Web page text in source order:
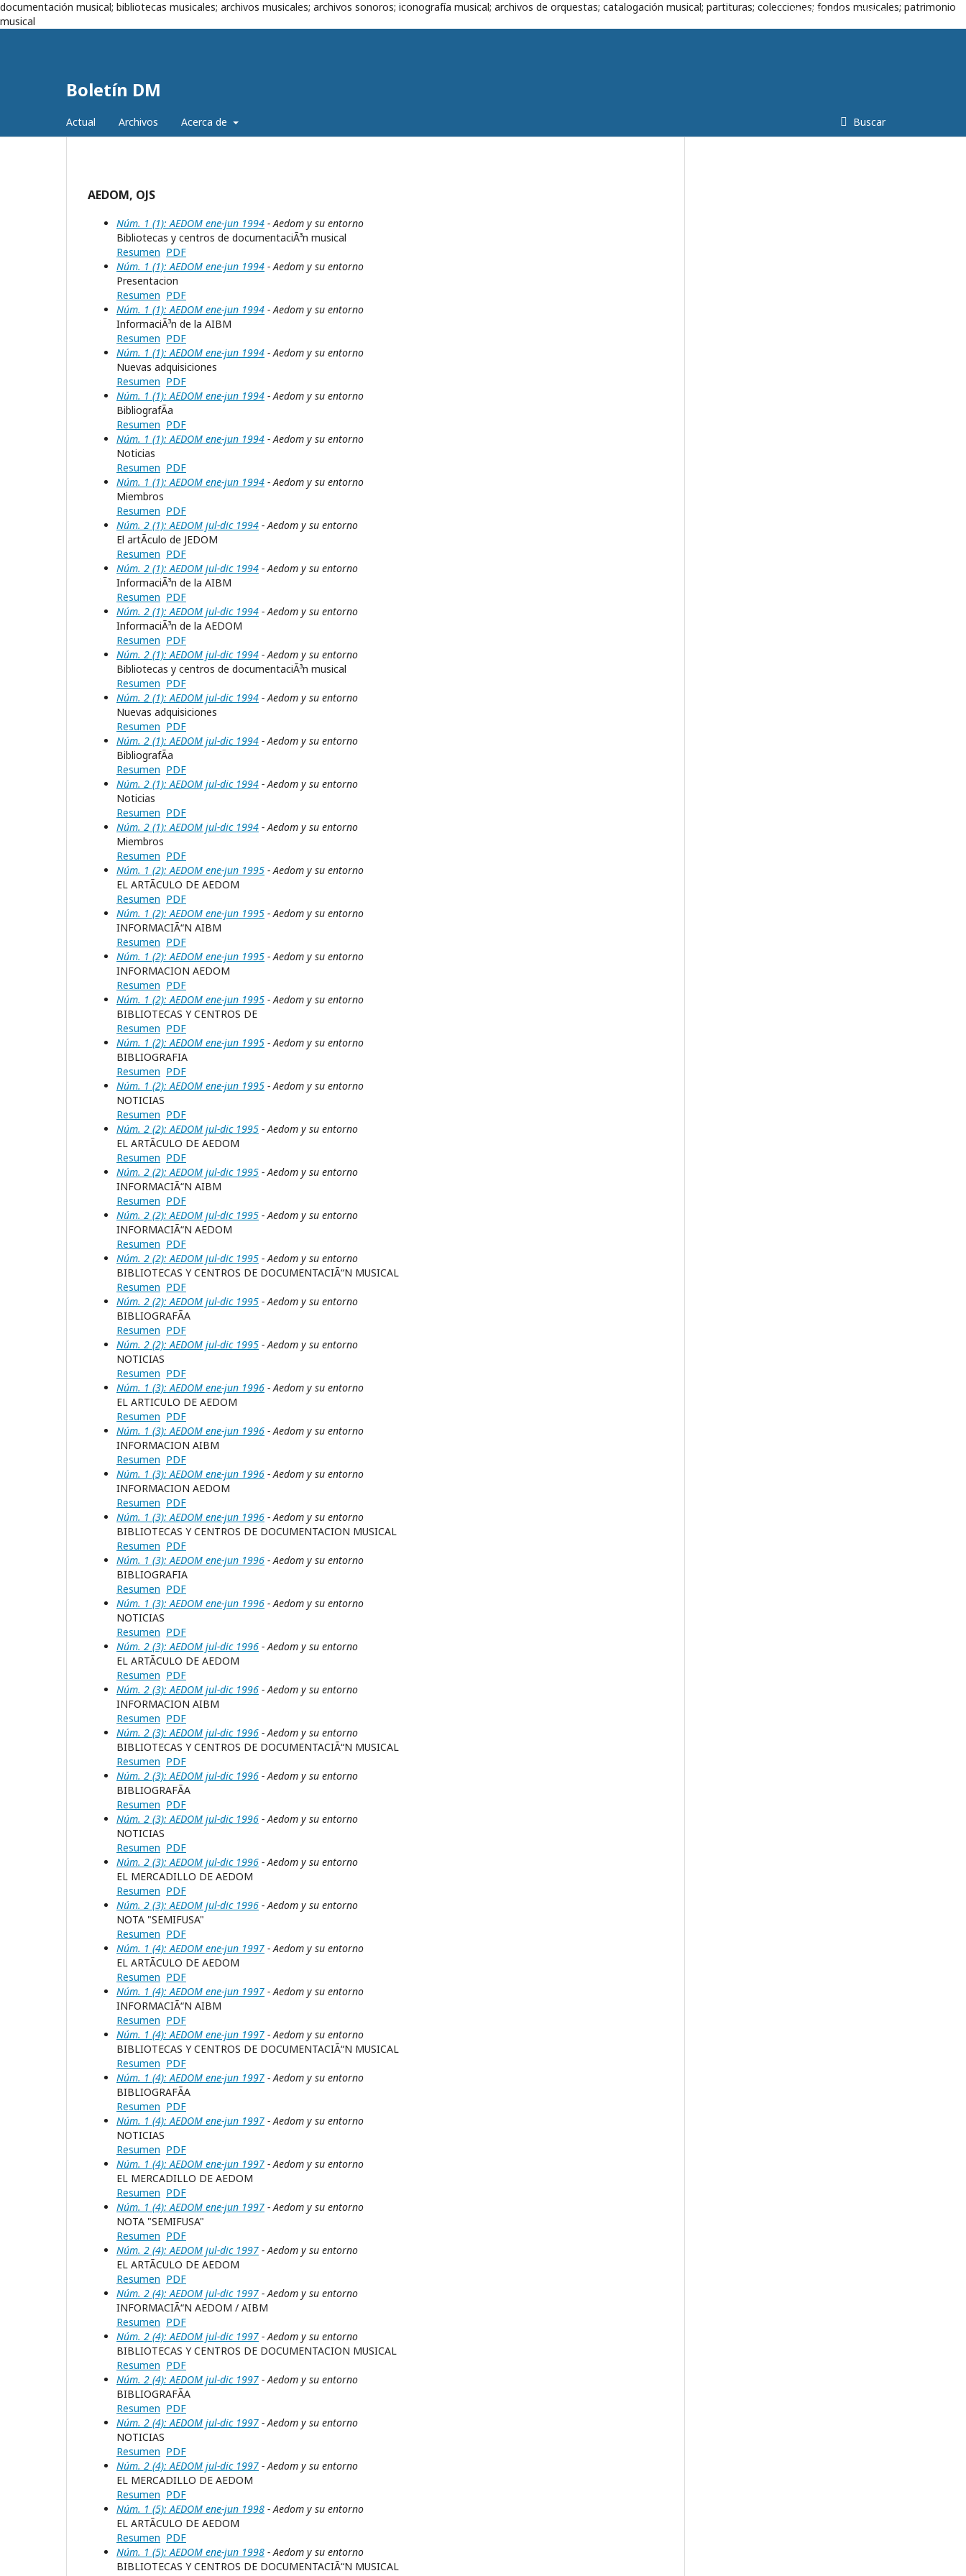
documentación musical; bibliotecas musicales; archivos musicales; archivos sonoros; iconografía musical; archivos de orquestas; catalogación musical; partituras; colecciones; fondos musicales; patrimonio
musical
Boletín DM
Actual Archivos Acerca de Buscar
Registrarse Entrar
AEDOM, OJS
Núm. 1 (1): AEDOM ene-jun 1994 - Aedom y su entorno
Bibliotecas y centros de documentaciÃ³n musical
Resumen PDF
Núm. 1 (1): AEDOM ene-jun 1994 - Aedom y su entorno
Presentacion
Resumen PDF
Núm. 1 (1): AEDOM ene-jun 1994 - Aedom y su entorno
InformaciÃ³n de la AIBM
Resumen PDF
Núm. 1 (1): AEDOM ene-jun 1994 - Aedom y su entorno
Nuevas adquisiciones
Resumen PDF
Núm. 1 (1): AEDOM ene-jun 1994 - Aedom y su entorno
BibliografÃ­a
Resumen PDF
Núm. 1 (1): AEDOM ene-jun 1994 - Aedom y su entorno
Noticias
Resumen PDF
Núm. 1 (1): AEDOM ene-jun 1994 - Aedom y su entorno
Miembros
Resumen PDF
Núm. 2 (1): AEDOM jul-dic 1994 - Aedom y su entorno
El artÃ­culo de JEDOM
Resumen PDF
Núm. 2 (1): AEDOM jul-dic 1994 - Aedom y su entorno
InformaciÃ³n de la AIBM
Resumen PDF
Núm. 2 (1): AEDOM jul-dic 1994 - Aedom y su entorno
InformaciÃ³n de la AEDOM
Resumen PDF
Núm. 2 (1): AEDOM jul-dic 1994 - Aedom y su entorno
Bibliotecas y centros de documentaciÃ³n musical
Resumen PDF
Núm. 2 (1): AEDOM jul-dic 1994 - Aedom y su entorno
Nuevas adquisiciones
Resumen PDF
Núm. 2 (1): AEDOM jul-dic 1994 - Aedom y su entorno
BibliografÃ­a
Resumen PDF
Núm. 2 (1): AEDOM jul-dic 1994 - Aedom y su entorno
Noticias
Resumen PDF
Núm. 2 (1): AEDOM jul-dic 1994 - Aedom y su entorno
Miembros
Resumen PDF
Núm. 1 (2): AEDOM ene-jun 1995 - Aedom y su entorno
EL ARTÃCULO DE AEDOM
Resumen PDF
Núm. 1 (2): AEDOM ene-jun 1995 - Aedom y su entorno
INFORMACIÃ“N AIBM
Resumen PDF
Núm. 1 (2): AEDOM ene-jun 1995 - Aedom y su entorno
INFORMACION AEDOM
Resumen PDF
Núm. 1 (2): AEDOM ene-jun 1995 - Aedom y su entorno
BIBLIOTECAS Y CENTROS DE
Resumen PDF
Núm. 1 (2): AEDOM ene-jun 1995 - Aedom y su entorno
BIBLIOGRAFIA
Resumen PDF
Núm. 1 (2): AEDOM ene-jun 1995 - Aedom y su entorno
NOTICIAS
Resumen PDF
Núm. 2 (2): AEDOM jul-dic 1995 - Aedom y su entorno
EL ARTÃCULO DE AEDOM
Resumen PDF
Núm. 2 (2): AEDOM jul-dic 1995 - Aedom y su entorno
INFORMACIÃ“N AIBM
Resumen PDF
Núm. 2 (2): AEDOM jul-dic 1995 - Aedom y su entorno
INFORMACIÃ“N AEDOM
Resumen PDF
Núm. 2 (2): AEDOM jul-dic 1995 - Aedom y su entorno
BIBLIOTECAS Y CENTROS DE DOCUMENTACIÃ“N MUSICAL
Resumen PDF
Núm. 2 (2): AEDOM jul-dic 1995 - Aedom y su entorno
BIBLIOGRAFÃA
Resumen PDF
Núm. 2 (2): AEDOM jul-dic 1995 - Aedom y su entorno
NOTICIAS
Resumen PDF
Núm. 1 (3): AEDOM ene-jun 1996 - Aedom y su entorno
EL ARTICULO DE AEDOM
Resumen PDF
Núm. 1 (3): AEDOM ene-jun 1996 - Aedom y su entorno
INFORMACION AIBM
Resumen PDF
Núm. 1 (3): AEDOM ene-jun 1996 - Aedom y su entorno
INFORMACION AEDOM
Resumen PDF
Núm. 1 (3): AEDOM ene-jun 1996 - Aedom y su entorno
BIBLIOTECAS Y CENTROS DE DOCUMENTACION MUSICAL
Resumen PDF
Núm. 1 (3): AEDOM ene-jun 1996 - Aedom y su entorno
BIBLIOGRAFIA
Resumen PDF
Núm. 1 (3): AEDOM ene-jun 1996 - Aedom y su entorno
NOTICIAS
Resumen PDF
Núm. 2 (3): AEDOM jul-dic 1996 - Aedom y su entorno
EL ARTÃCULO DE AEDOM
Resumen PDF
Núm. 2 (3): AEDOM jul-dic 1996 - Aedom y su entorno
INFORMACION AIBM
Resumen PDF
Núm. 2 (3): AEDOM jul-dic 1996 - Aedom y su entorno
BIBLIOTECAS Y CENTROS DE DOCUMENTACIÃ“N MUSICAL
Resumen PDF
Núm. 2 (3): AEDOM jul-dic 1996 - Aedom y su entorno
BIBLIOGRAFÃA
Resumen PDF
Núm. 2 (3): AEDOM jul-dic 1996 - Aedom y su entorno
NOTICIAS
Resumen PDF
Núm. 2 (3): AEDOM jul-dic 1996 - Aedom y su entorno
EL MERCADILLO DE AEDOM
Resumen PDF
Núm. 2 (3): AEDOM jul-dic 1996 - Aedom y su entorno
NOTA "SEMIFUSA"
Resumen PDF
Núm. 1 (4): AEDOM ene-jun 1997 - Aedom y su entorno
EL ARTÃCULO DE AEDOM
Resumen PDF
Núm. 1 (4): AEDOM ene-jun 1997 - Aedom y su entorno
INFORMACIÃ“N AIBM
Resumen PDF
Núm. 1 (4): AEDOM ene-jun 1997 - Aedom y su entorno
BIBLIOTECAS Y CENTROS DE DOCUMENTACIÃ“N MUSICAL
Resumen PDF
Núm. 1 (4): AEDOM ene-jun 1997 - Aedom y su entorno
BIBLIOGRAFÃA
Resumen PDF
Núm. 1 (4): AEDOM ene-jun 1997 - Aedom y su entorno
NOTICIAS
Resumen PDF
Núm. 1 (4): AEDOM ene-jun 1997 - Aedom y su entorno
EL MERCADILLO DE AEDOM
Resumen PDF
Núm. 1 (4): AEDOM ene-jun 1997 - Aedom y su entorno
NOTA "SEMIFUSA"
Resumen PDF
Núm. 2 (4): AEDOM jul-dic 1997 - Aedom y su entorno
EL ARTÃCULO DE AEDOM
Resumen PDF
Núm. 2 (4): AEDOM jul-dic 1997 - Aedom y su entorno
INFORMACIÃ“N AEDOM / AIBM
Resumen PDF
Núm. 2 (4): AEDOM jul-dic 1997 - Aedom y su entorno
BIBLIOTECAS Y CENTROS DE DOCUMENTACION MUSICAL
Resumen PDF
Núm. 2 (4): AEDOM jul-dic 1997 - Aedom y su entorno
BIBLIOGRAFÃA
Resumen PDF
Núm. 2 (4): AEDOM jul-dic 1997 - Aedom y su entorno
NOTICIAS
Resumen PDF
Núm. 2 (4): AEDOM jul-dic 1997 - Aedom y su entorno
EL MERCADILLO DE AEDOM
Resumen PDF
Núm. 1 (5): AEDOM ene-jun 1998 - Aedom y su entorno
EL ARTÃCULO DE AEDOM
Resumen PDF
Núm. 1 (5): AEDOM ene-jun 1998 - Aedom y su entorno
BIBLIOTECAS Y CENTROS DE DOCUMENTACIÃ“N MUSICAL